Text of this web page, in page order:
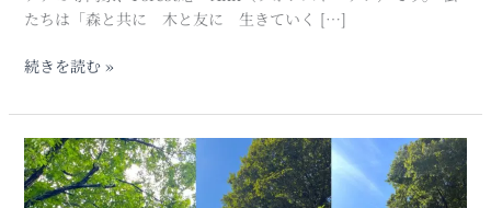
たちは「森と共に 木と友に 生きていく […]
続きを読む »
伐
採
せ